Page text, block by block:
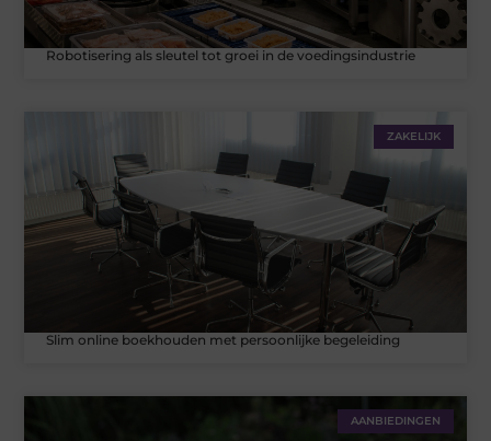
Robotisering als sleutel tot groei in de voedingsindustrie
ZAKELIJK
Slim online boekhouden met persoonlijke begeleiding
AANBIEDINGEN